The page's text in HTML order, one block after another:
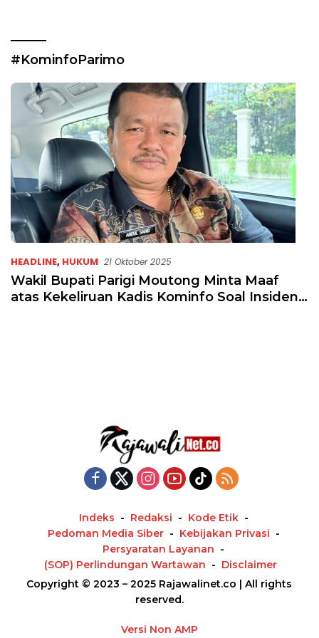
#KominfoParimo
HEADLINE, HUKUM 21 Oktober 2025
Wakil Bupati Parigi Moutong Minta Maaf
atas Kekeliruan Kadis Kominfo Soal Insiden
Indeks Redaksi
Kode Etik
Pedoman Media Siber
Kebijakan Privasi
Persyaratan Layanan
(SOP) Perlindungan Wartawan
Disclaimer
Copyright © 2023 – 2025 Rajawalinet.co | All rights
reserved.
Versi Non AMP